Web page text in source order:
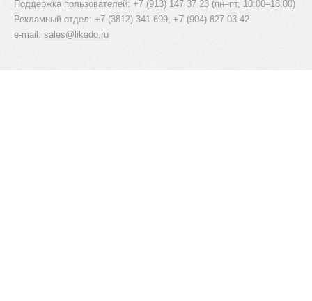
Поддержка пользователей: +7 (913) 147 37 23 (пн–пт, 10:00–18:00)
Рекламный отдел: +7 (3812) 341 699, +7 (904) 827 03 42
e-mail: sales@likado.ru